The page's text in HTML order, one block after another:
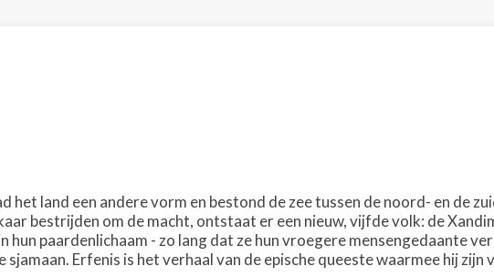
het land een andere vorm en bestond de zee tussen de noord- en de
bestrijden om de macht, ontstaat er een nieuw, vijfde volk: de
hun paardenlichaam - zo lang dat ze hun vroegere mensengedaante
Erfenis is het verhaal van de epische queeste waarmee hij zijn